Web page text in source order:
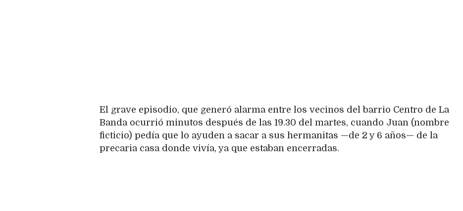
El grave episodio, que generó alarma entre los vecinos del barrio Centro de La
Banda ocurrió minutos después de las 19.30 del martes, cuando Juan (nombre
ficticio) pedía que lo ayuden a sacar a sus hermanitas —de 2 y 6 años— de la
precaria casa donde vivía, ya que estaban encerradas.